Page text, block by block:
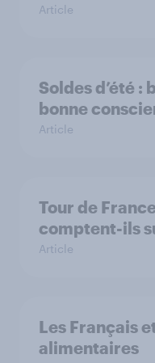
Article
Soldes d’été :
bonne
Article
Tour de
comptent-ils
Article
Les Français
alimentaires